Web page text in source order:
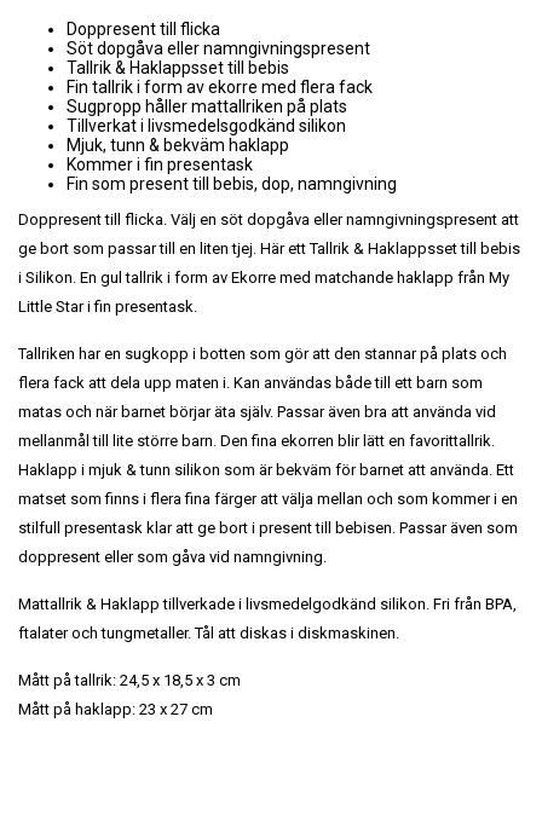
Doppresent till flicka
Söt dopgåva eller namngivningspresent
Tallrik & Haklappsset till bebis
Fin tallrik i form av ekorre med flera fack
Sugpropp håller mattallriken på plats
Tillverkat i livsmedelsgodkänd silikon
Mjuk, tunn & bekväm haklapp
Kommer i fin presentask
Fin som present till bebis, dop, namngivning
Doppresent till flicka. Välj en söt dopgåva eller namngivningspresent att
ge bort som passar till en liten tjej. Här ett Tallrik & Haklappsset till bebis
i Silikon. En gul tallrik i form av Ekorre med matchande haklapp från My
Little Star i fin presentask.
Tallriken har en sugkopp i botten som gör att den stannar på plats och
flera fack att dela upp maten i. Kan användas både till ett barn som
matas och när barnet börjar äta själv. Passar även bra att använda vid
mellanmål till lite större barn. Den fina ekorren blir lätt en favorittallrik.
Haklapp i mjuk & tunn silikon som är bekväm för barnet att använda. Ett
matset som finns i flera fina färger att välja mellan och som kommer i en
stilfull presentask klar att ge bort i present till bebisen. Passar även som
doppresent eller som gåva vid namngivning.
Mattallrik & Haklapp tillverkade i livsmedelgodkänd silikon. Fri från BPA,
ftalater och tungmetaller. Tål att diskas i diskmaskinen.
Mått på tallrik: 24,5 x 18,5 x 3 cm
Mått på haklapp: 23 x 27 cm